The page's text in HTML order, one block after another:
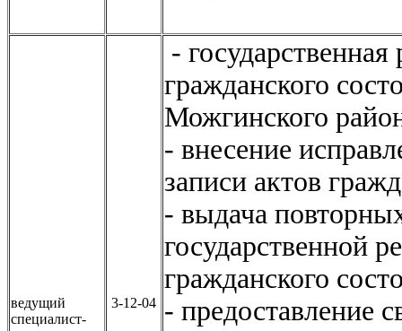
ведущий
специалист-
3-12-04
- государственная
гражданского
Можгинского
- внесение
записи актов
- выдача
государственной
гражданского
- предоставление